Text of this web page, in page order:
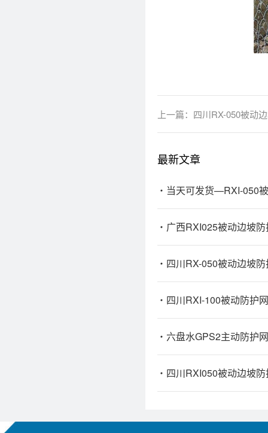
上一篇： 四川RX-050被动
最新文章
当天可发货—RXI-050
广西RXI025被动边坡
四川RX-050被动边坡
四川RXI-100被动防护
六盘水GPS2主动防护
四川RXI050被动边坡